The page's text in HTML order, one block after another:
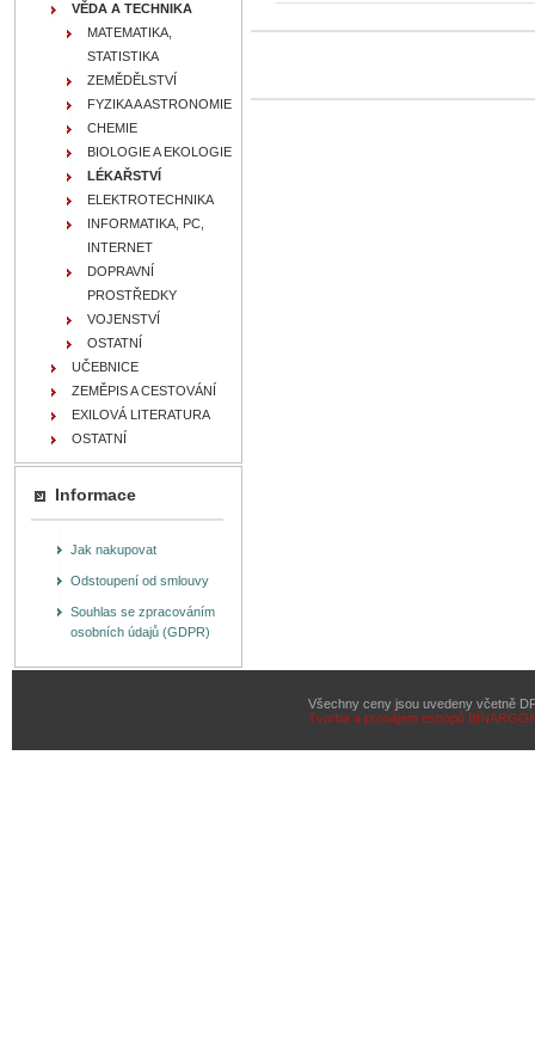
VĚDA A TECHNIKA
MATEMATIKA,
STATISTIKA
ZEMĚDĚLSTVÍ
FYZIKA A ASTRONOMIE
CHEMIE
BIOLOGIE A EKOLOGIE
LÉKAŘSTVÍ
ELEKTROTECHNIKA
INFORMATIKA, PC,
INTERNET
DOPRAVNÍ
PROSTŘEDKY
VOJENSTVÍ
OSTATNÍ
UČEBNICE
ZEMĚPIS A CESTOVÁNÍ
EXILOVÁ LITERATURA
OSTATNÍ
Informace
Jak nakupovat
Odstoupení od smlouvy
Souhlas se zpracováním
osobních údajů (GDPR)
Všechny ceny jsou uvedeny včetně
Tvorba a pronájem eshopů